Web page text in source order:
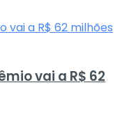
vai a R$ 62